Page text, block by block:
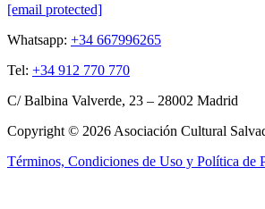
[email protected]
Whatsapp: +34 667996265
Tel: +34 912 770 770
C/ Balbina Valverde, 23 – 28002 Madrid
Copyright © 2026 Asociación Cultural
Términos, Condiciones de Uso y Política de